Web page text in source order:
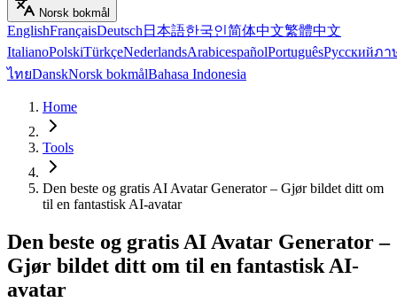
Norsk bokmål
EnglishFrançaisDeutsch 日本語한국인简体中文繁體中文
ItalianoPolskiTürkçeNederlandsArabicespañolPortuguêsРусскийภา
ไทยDanskNorsk bokmålBahasa Indonesia
Home
Tools
Den beste og gratis AI Avatar Generator – Gjør bildet ditt om
til en fantastisk AI-avatar
Den beste og gratis AI Avatar Generator –
Gjør bildet ditt om til en fantastisk AI-
avatar